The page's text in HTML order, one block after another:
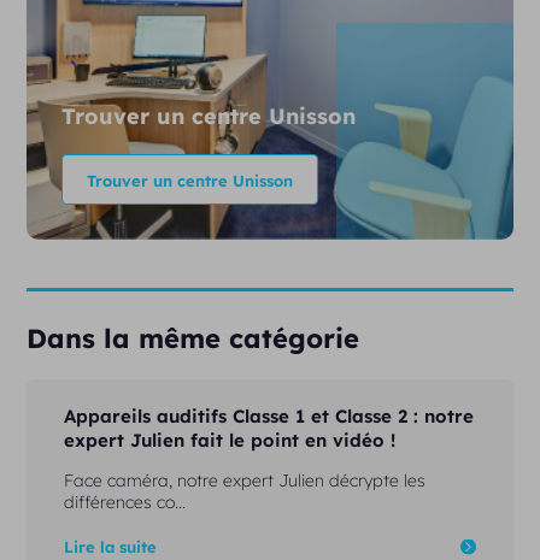
Trouver un centre Unisson
Trouver un centre Unisson
Dans la même catégorie
Appareils auditifs Classe 1 et Classe 2 : notre
expert Julien fait le point en vidéo !
Face caméra, notre expert Julien décrypte les
différences co...
Lire la suite